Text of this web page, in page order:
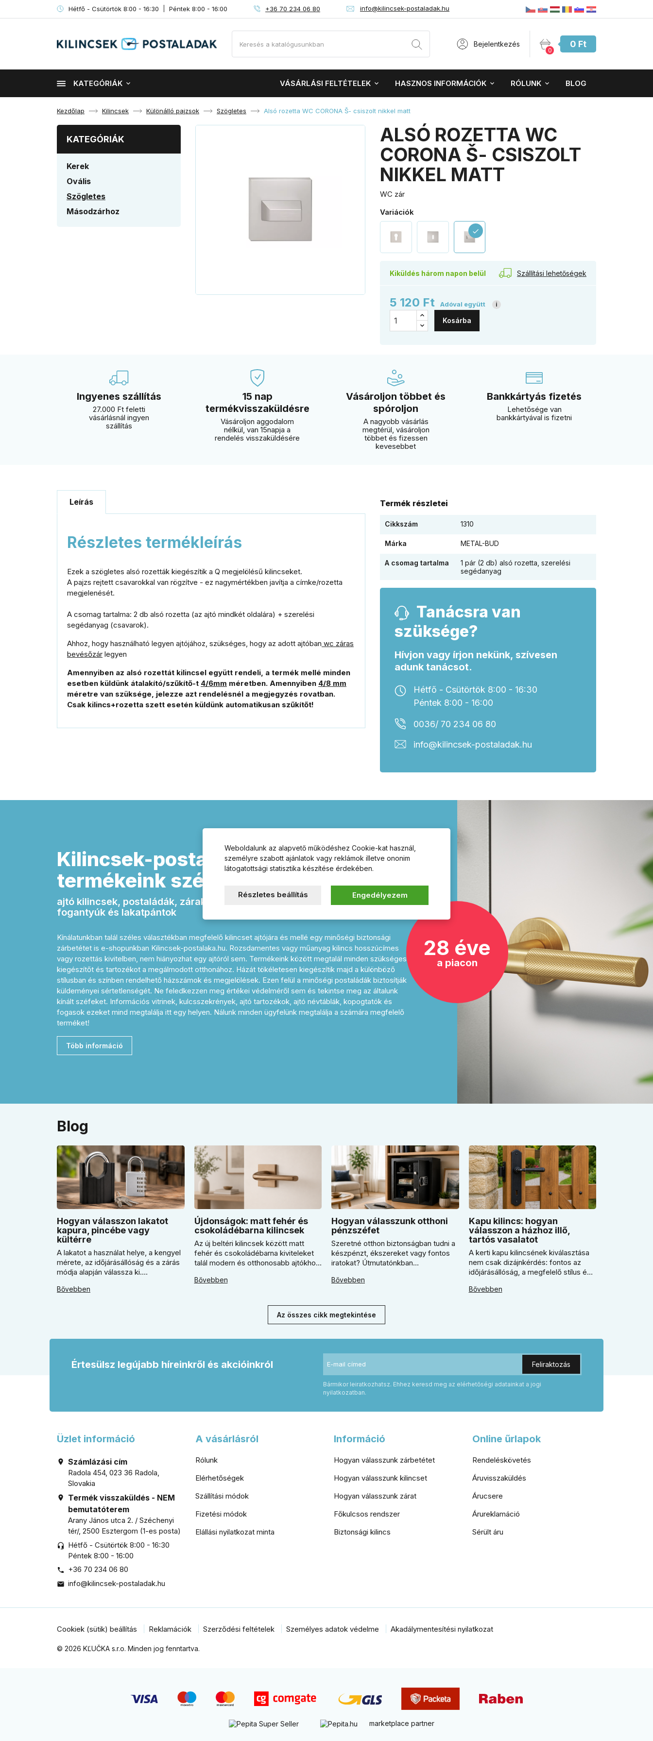
Hétfő - Csütörtök 8:00 - 16:30 Péntek 8:00 - 16:00 +36 70 234 06 80 info@kilincsek-postaladak.hu
Bejelentkezés
0
0 Ft
KATEGÓRIÁK VÁSÁRLÁSI FELTÉTELEK HASZNOS INFORMÁCIÓK RÓLUNK BLOG
Kezdőlap Kilincsek Különálló pajzsok Szögletes Alsó rozetta WC CORONA Š- csiszolt nikkel matt
KATEGÓRIÁK
Kerek
Ovális
Szögletes
Másodzárhoz
ALSÓ ROZETTA WC
CORONA Š- CSISZOLT
NIKKEL MATT
WC zár
Variációk
check
Kiküldés három napon belül Szállítási lehetőségek
5 120 Ft Adóval együtt i
Kosárba
Ingyenes szállítás
27.000 Ft feletti
vásárlásnál ingyen
szállítás
15 nap
termékvisszaküldésre
Vásároljon aggodalom
nélkül, van 15napja a
rendelés visszaküldésére
Vásároljon többet és
spóroljon
A nagyobb vásárlás
megtérül, vásároljon
többet és fizessen
kevesebbet
Bankkártyás fizetés
Lehetősége van
bankkártyával is fizetni
Leírás
Részletes termékleírás
Ezek a szögletes alsó rozetták kiegészítik a Q megjelölésű kilincseket.
A pajzs rejtett csavarokkal van rögzítve - ez nagymértékben javítja a címke/rozetta
megjelenését.
A csomag tartalma: 2 db alsó rozetta (az ajtó mindkét oldalára) + szerelési
segédanyag (csavarok).
Ahhoz, hogy használható legyen ajtójához, szükséges, hogy az adott ajtóban wc záras
bevésőzár legyen
Amennyiben az alsó rozettát kilincsel együtt rendeli, a termék mellé minden
esetben küldünk átalakító/szűkítő-t 4/6mm méretben. Amennyiben 4/8 mm
méretre van szüksége, jelezze azt rendelésnél a megjegyzés rovatban.
Csak kilincs+rozetta szett esetén küldünk automatikusan szűkítőt!
Termék részletei
Cikkszám 1310
Márka METAL-BUD
A csomag tartalma
1 pár (2 db) alsó rozetta, szerelési
segédanyag
Tanácsra van
szüksége?
Hívjon vagy írjon nekünk, szívesen
adunk tanácsot.
Hétfő - Csütörtök 8:00 - 16:30
Péntek 8:00 - 16:00
0036/ 70 234 06 80
info@kilincsek-postaladak.hu
Kilincsek-postaládák.hu – válasszon
termékeink széles választékából!
ajtó kilincsek, postaládák, zárak, zárbetétek, házszámok, fogasok,
fogantyúk és lakatpántok
Kínálatunkban talál széles választékban megfelelő kilincset ajtójára és mellé egy minőségi biztonsági
zárbetétet is e-shopunkban Kilincsek-postalaka.hu. Rozsdamentes vagy műanyag kilincs hosszúcímes
vagy rozettás kivitelben, nem hiányozhat egy ajtóról sem. Termékeink között megtalál minden szükséges
kiegészítőt és tartozékot a megálmodott otthonához. Házát tökéletesen kiegészítik majd a különböző
stílusban és színben rendelhető házszámok és megjelölések. Ezen felül a minőségi postaládák biztosítják
küldeményei sértetlenségét. Ne feledkezzen meg értékei védelméről sem és tekintse meg az általunk
kínált széfeket. Információs vitrinek, kulcsszekrények, ajtó tartozékok, ajtó névtáblák, kopogtatók és
fogasok ezeket mind megtalálja itt egy helyen. Nálunk minden ügyfelünk megtalálja a számára megfelelő
terméket!
Több információ
28 éve
a piacon
Blog
Hogyan válasszon lakatot
kapura, pincébe vagy
kültérre
A lakatot a használat helye, a kengyel
mérete, az időjárásállóság és a zárás
módja alapján válassza ki.
mikor praktikusabb a számzáras
használatban.
Bővebben
Újdonságok: matt fehér és
csokoládébarna kilincsek
Az új beltéri kilincsek között matt
fehér és csokoládébarna kiviteleket
talál modern és otthonosabb ajtókhoz.
érdemes világos Super SLIM kilincset,
vagy szögletes rozetta között az
Bővebben
Hogyan válasszunk otthoni
pénzszéfet
Szeretné otthon biztonságban tudni a
készpénzt, ékszereket vagy fontos
iratokat? Útmutatónkban
megfelelő széfet. Megtudja, mikor
kulcsfontosságú a szakszerű rögzítés
a valódi védelemhez minden modern
Bővebben
Kapu kilincs: hogyan
válasszon a házhoz illő,
tartós vasalatot
A kerti kapu kilincsének kiválasztása
nem csak dizájnkérdés: fontos az
időjárásállóság, a megfelelő stílus és
Segítünk eldönteni, mikor érdemes
Bővebben
Az összes cikk megtekintése
Értesülsz legújabb híreinkről és akcióinkról
Bármikor leiratkozhatsz. Ehhez keresd meg az elérhetőségi adatainkat a jogi
nyilatkozatban.
Üzlet információ
 Számlázási cím
Radola 454, 023 36 Radola,
Slovakia

Termék visszaküldés - NEM
bemutatóterem
Arany János utca 2. / Széchenyi
tér/, 2500 Esztergom (1-es posta)
headset_mic
Hétfő - Csütörtök 8:00 - 16:30
Péntek 8:00 - 16:00
 +36 70 234 06 80
 info@kilincsek-postaladak.hu
A vásárlásról
Rólunk
Elérhetőségek
Szállítási módok
Fizetési módok
Elállási nyilatkozat minta
Információ
Hogyan válasszunk zárbetétet
Hogyan válasszunk kilincset
Hogyan válasszunk zárat
Főkulcsos rendszer
Biztonsági kilincs
Online űrlapok
Rendeléskövetés
Áruvisszaküldés
Árucsere
Árureklamáció
Sérült áru
© 2026 KĽUČKA s.r.o. Minden jog fenntartva.
Cookiek (sütik) beállítás Reklamációk Szerződési feltételek Személyes adatok védelme Akadálymentesítési nyilatkozat
marketplace partner
Weboldalunk az alapvető működéshez Cookie-kat használ,
személyre szabott ajánlatok vagy reklámok illetve ononim
látogatottsági statisztika készítése érdekében.
Engedélyezem
Részletes beállítás